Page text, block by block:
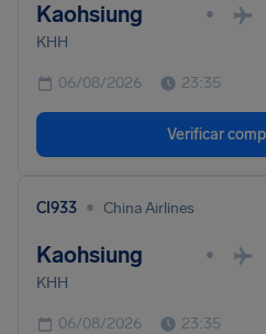
Kaohsiung •
KHH
06/08/2026 23:35
Verificar
CI933 • China Airlines
Kaohsiung •
KHH
06/08/2026 23:35